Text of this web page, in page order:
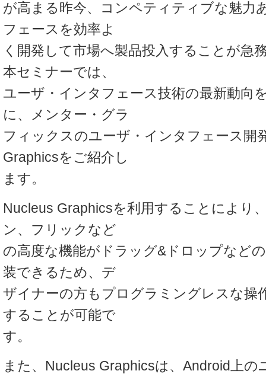
が高まる昨今、コンペティティブな魅力
フェースを効率よ
く開発して市場へ製品投入することが急
本セミナーでは、
ユーザ・インタフェース技術の最新動向
に、メンター・グラ
フィックスのユーザ・インタフェース開
Graphicsをご紹介し
ます。
Nucleus Graphicsを利用することにより
ン、フリックなど
の高度な機能がドラッグ&ドロップなど
装できるため、デ
ザイナーの方もプログラミングレスな操
することが可能で
す。
また、Nucleus Graphicsは、Android上の